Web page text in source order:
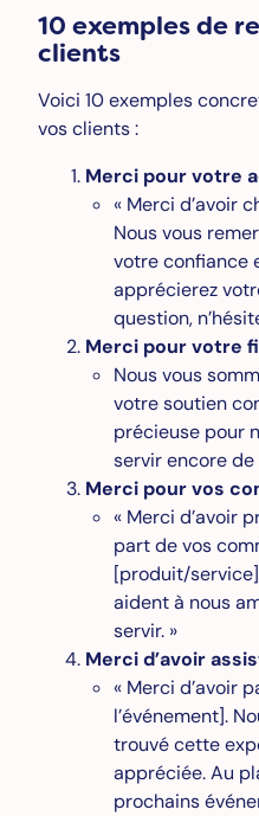
10 exemples de
clients
Voici 10 exemples
vos clients :
Merci pour votre
« Merci d’avoir
Nous vous
votre confiance
apprécierez
question,
Merci pour votre
Nous vous
votre soutien
précieuse pour
servir encore
Merci pour vos
« Merci d’avoir
part de vos
[produit/
aident à nous
servir. »
Merci d’avoir
« Merci d’avoir
l’événement].
trouvé cette
appréciée. Au
prochains